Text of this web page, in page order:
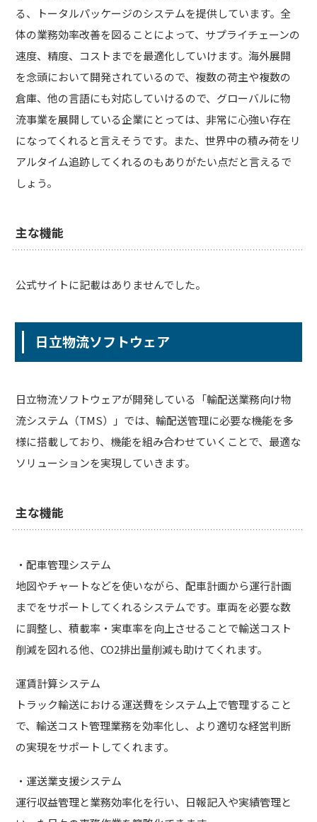
る、トータルパッケージのシステムを提供しています。全
体の業務効率改善を図ることによって、サプライチェーンの
速度、精度、コストまでを最適化していけます。海外展開
を念頭において開発されているので、複数の荷主や複数の
倉庫、他の言語にも対応していけるので、グローバルに物
流事業を展開している企業にとっては、非常に心強い存在
になってくれると言えそうです。また、世界中の積み荷をリ
アルタイム追跡してくれるのもありがたい点だと言えるで
しょう。
主な機能
公式サイトに記載はありませんでした。
日立物流ソフトウェア
日立物流ソフトウェアが開発している「輸配送業務向け物
流システム（TMS）」では、輸配送管理に必要な機能を多
様に搭載しており、機能を組み合わせていくことで、最適な
ソリューションを実現していきます。
主な機能
・配車管理システム
地図やチャートなどを使いながら、配車計画から運行計画
までをサポートしてくれるシステムです。車両を必要な数
に調整し、積載率・実車率を向上させることで輸送コスト
削減を図れる他、CO2排出量削減も助けてくれます。
運賃計算システム
トラック輸送における運送費をシステム上で管理すること
で、輸送コスト管理業務を効率化し、より適切な経営判断
の実現をサポートしてくれます。
・運送業支援システム
運行収益管理と業務効率化を行い、日報記入や実績管理と